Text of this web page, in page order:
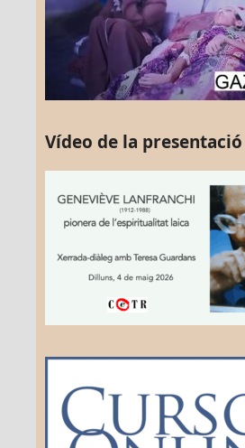
Vídeo de la presentació